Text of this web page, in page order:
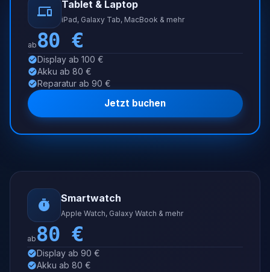
Tablet & Laptop
iPad, Galaxy Tab, MacBook & mehr
ab 80 €
Display ab 100 €
Akku ab 80 €
Reparatur ab 90 €
Jetzt buchen
Smartwatch
Apple Watch, Galaxy Watch & mehr
ab 80 €
Display ab 90 €
Akku ab 80 €